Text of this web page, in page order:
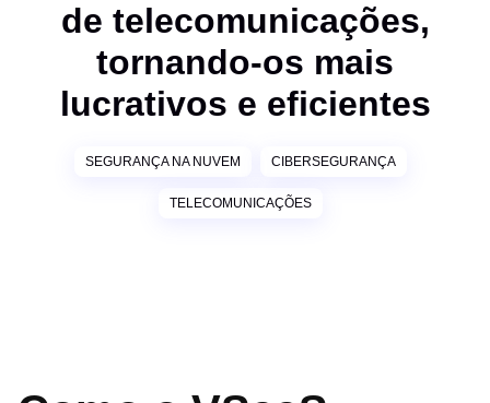
de telecomunicações,
tornando-os mais
lucrativos e eficientes
SEGURANÇA NA NUVEM CIBERSEGURANÇA
TELECOMUNICAÇÕES